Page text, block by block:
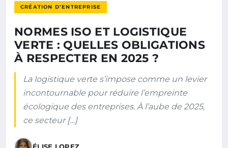
CRÉATION D’ENTREPRISE
NORMES ISO ET LOGISTIQUE
VERTE : QUELLES OBLIGATIONS
À RESPECTER EN 2025 ?
La logistique verte s’impose comme un levier
incontournable pour réduire l’empreinte
écologique des entreprises. À l’aube de 2025,
ce secteur […]